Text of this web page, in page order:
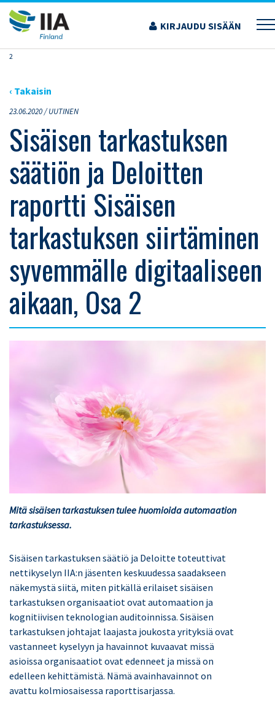
Siirry
sisältöön
KIRJAUDU SISÄÄN
›ARTIKKELIT›SISÄISEN TARKASTUKSEN SÄÄTIÖN JA DELOITTEN RAPORTTI
SISÄISEN TARKASTUKSEN SIIRTÄMINEN SYVEMMÄLLE DIGITAALISEEN AIKAAN, OSA
2
‹ Takaisin
23.06.2020 /UUTINEN
Sisäisen tarkastuksen
säätiön ja Deloitten
raportti Sisäisen
tarkastuksen siirtäminen
syvemmälle digitaaliseen
aikaan, Osa 2
Mitä sisäisen tarkastuksen tulee huomioida automaation
tarkastuksessa.
Sisäisen tarkastuksen säätiö ja Deloitte toteuttivat
nettikyselyn IIA:n jäsenten keskuudessa saadakseen
näkemystä siitä, miten pitkällä erilaiset sisäisen
tarkastuksen organisaatiot ovat automaation ja
kognitiivisen teknologian auditoinnissa. Sisäisen
tarkastuksen johtajat laajasta joukosta yrityksiä ovat
vastanneet kyselyyn ja havainnot kuvaavat missä
asioissa organisaatiot ovat edenneet ja missä on
edelleen kehittämistä. Nämä avainhavainnot on
avattu kolmiosaisessa raporttisarjassa.